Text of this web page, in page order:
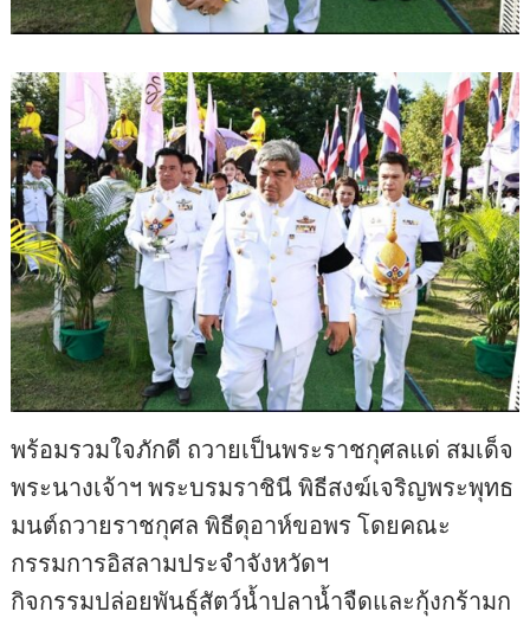
พร้อมรวมใจภักดี ถวายเป็นพระราชกุศลแด่ สมเด็จ
พระนางเจ้าฯ พระบรมราชินี พิธีสงฆ์เจริญพระพุทธ
มนต์ถวายราชกุศล พิธีดุอาห์ขอพร โดยคณะ
กรรมการอิสลามประจำจังหวัดฯ
กิจกรรมปล่อยพันธุ์สัตว์น้ำปลาน้ำจืดและกุ้งกร้ามก